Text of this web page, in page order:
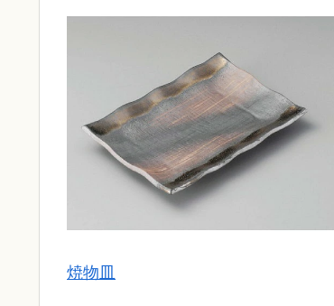
焼物皿